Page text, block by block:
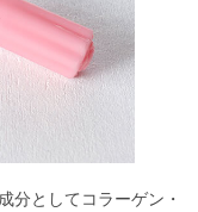
分としてコラーゲン・